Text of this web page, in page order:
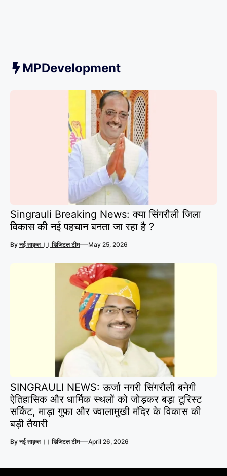
MPDevelopment
Singrauli Breaking News: क्या सिंगरौली जिला
विकास की नई पहचान बनता जा रहा है ?
Byनई ताक़त ।। डिजिटल टीम—May 25, 2026
SINGRAULI NEWS: ऊर्जा नगरी सिंगरौली बनेगी
ऐतिहासिक और धार्मिक स्थलों को जोड़कर बड़ा टूरिस्ट
सर्किट, माड़ा गुफा और ज्वालामुखी मंदिर के विकास की
बड़ी तैयारी
Byनई ताक़त ।। डिजिटल टीम—April 26, 2026